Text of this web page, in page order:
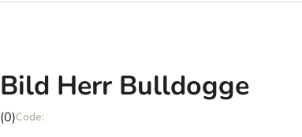
Bild Herr Bulldogge
Die
(0)